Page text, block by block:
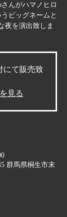
んがハマノヒロ
ビッグネームと
夜を演出致しま
にて販売致
見る
群馬県桐生市末